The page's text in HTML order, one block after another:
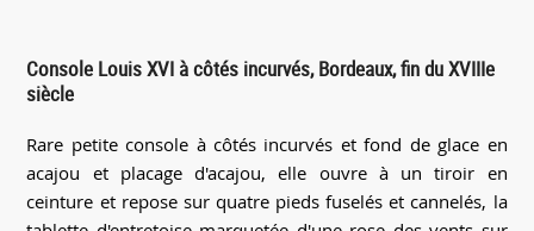
Console Louis XVI à côtés incurvés, Bordeaux, fin du XVIIIe
siècle
Rare petite console à côtés incurvés et fond de glace en
acajou et placage d'acajou, elle ouvre à un tiroir en
ceinture et repose sur quatre pieds fuselés et cannelés, la